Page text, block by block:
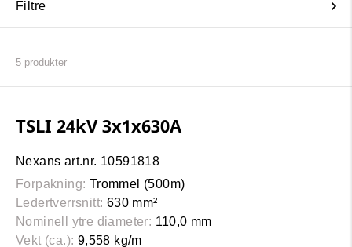
Filtre
5 produkter
TSLI 24kV 3x1x630A
Nexans art.nr. 10591818
Forpakning: Trommel (500m)
Ledertverrsnitt: 630 mm²
Nominell ytre diameter: 110,0 mm
Vekt (ca.): 9,558 kg/m